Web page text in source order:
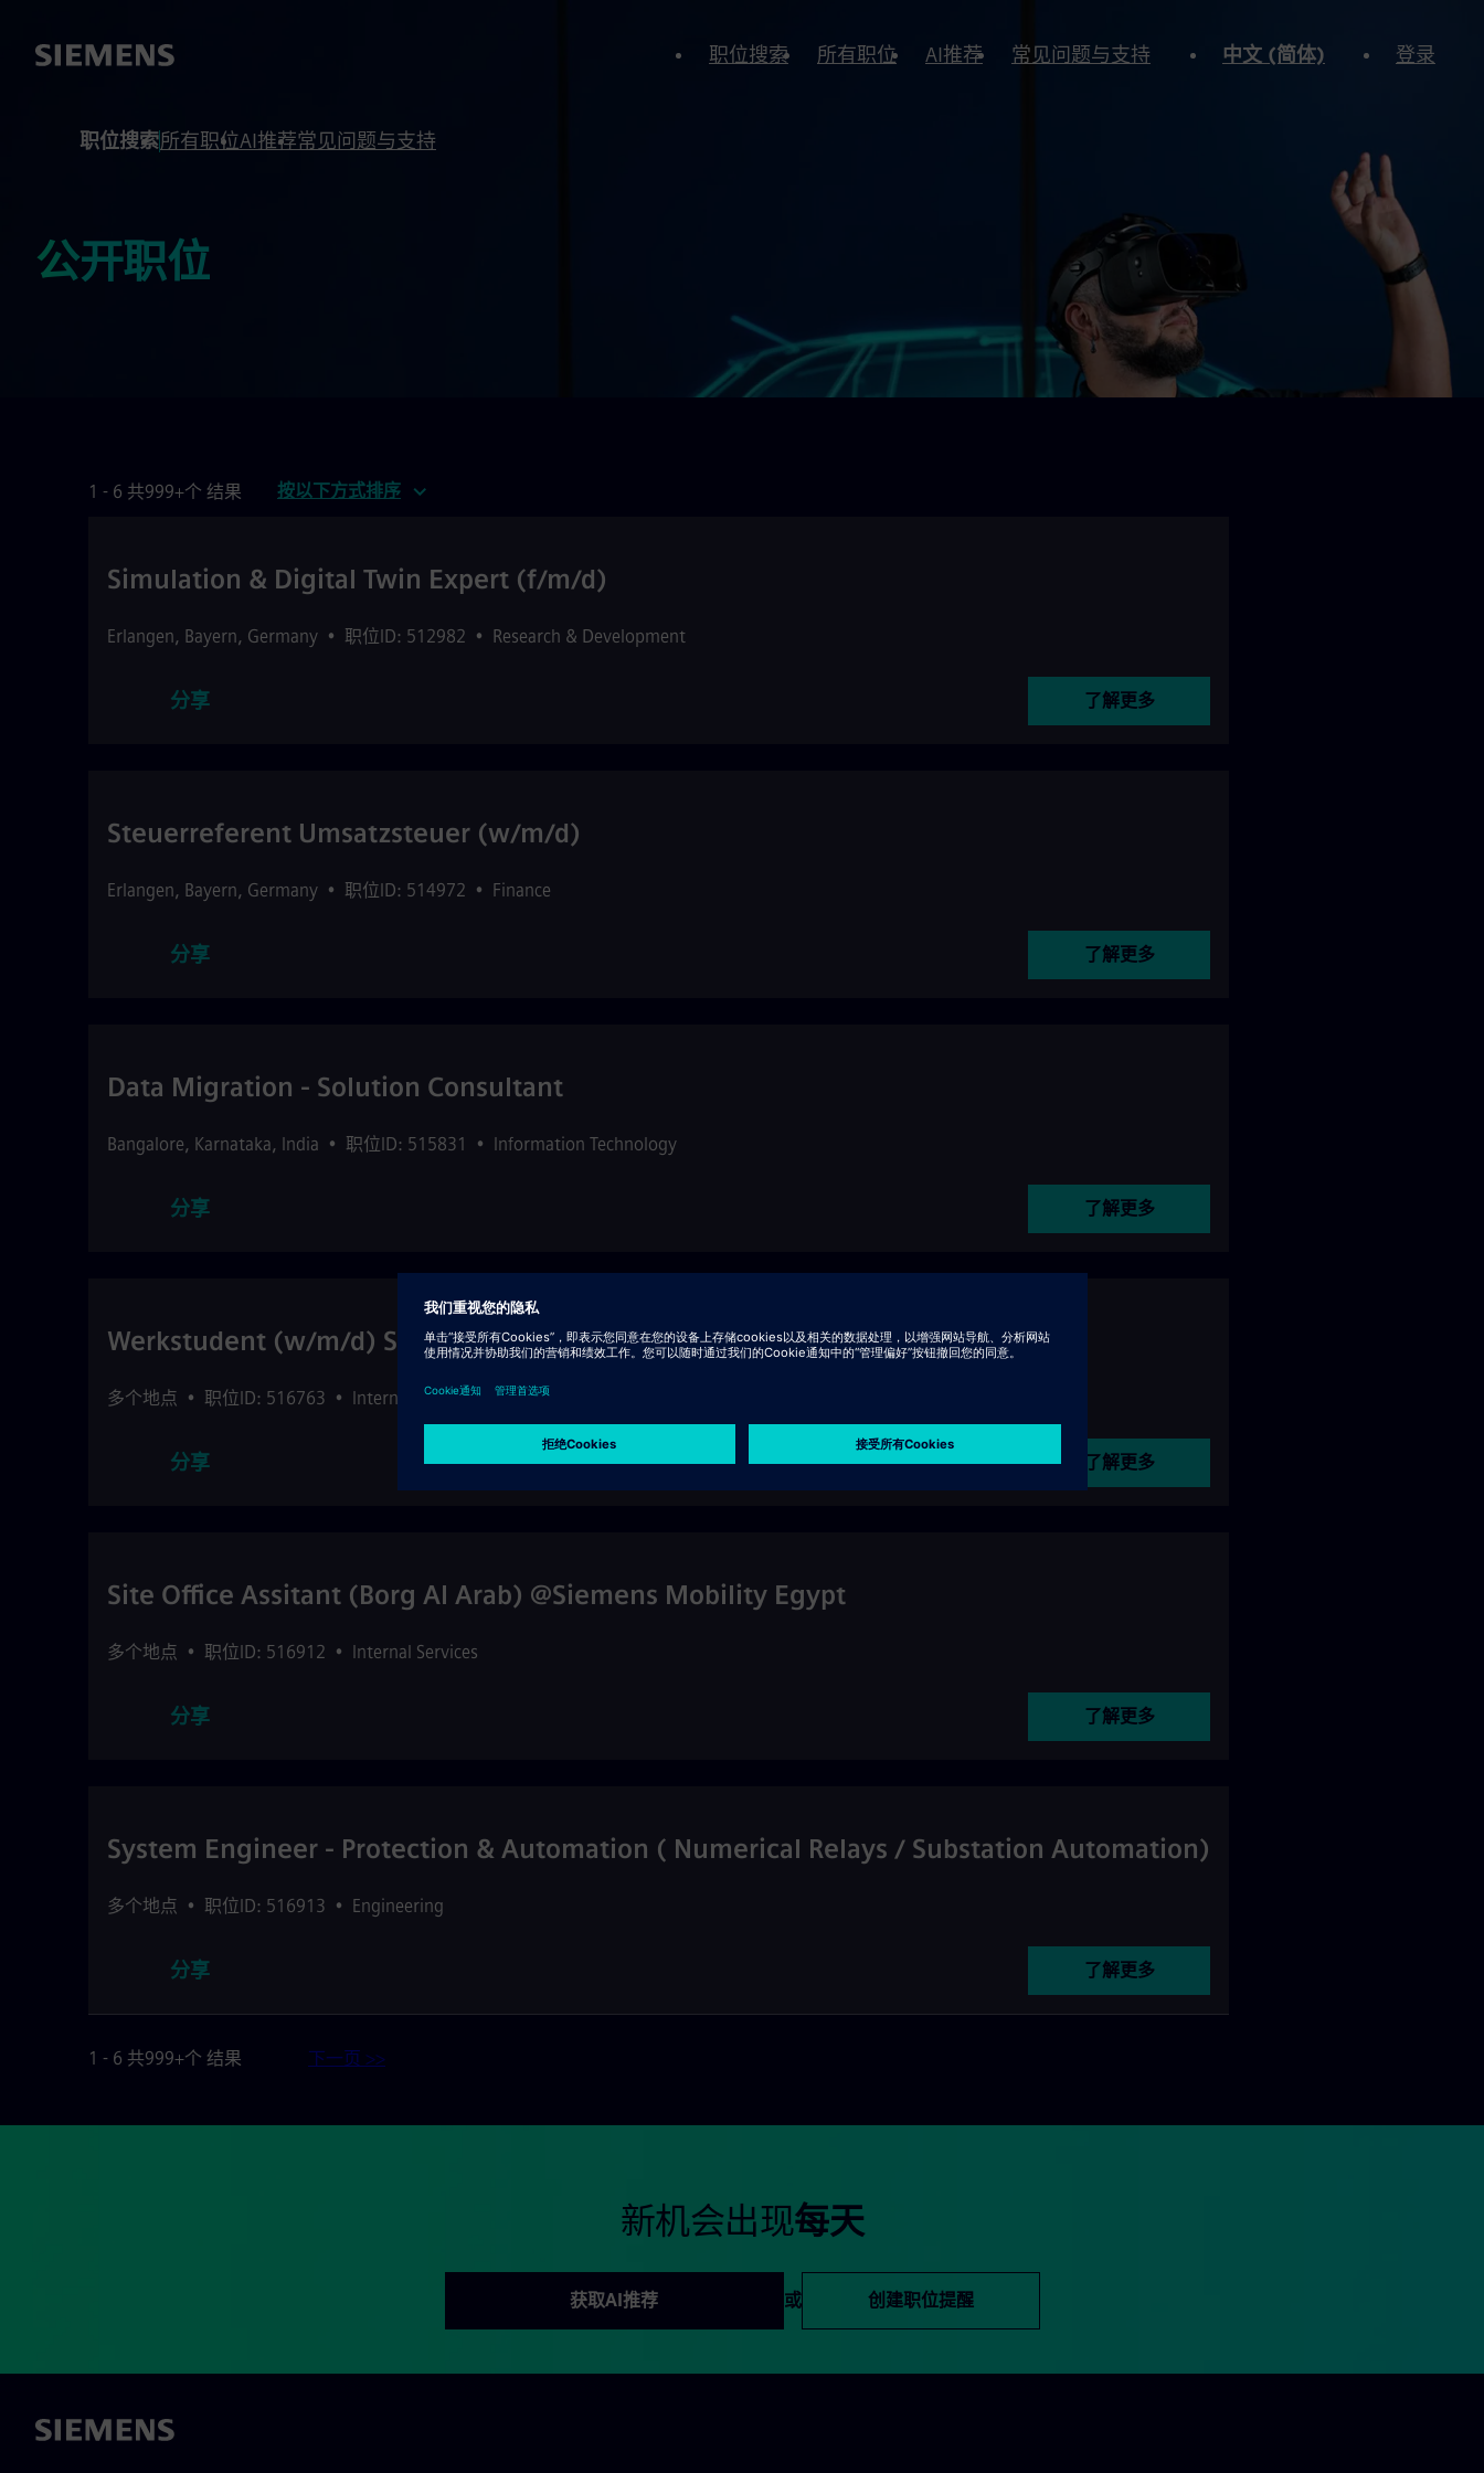
职位搜索 所有职位 AI推荐 常见问题与支持 中文 (简体) 登录
职位搜索所有职位AI推荐常见问题与支持
公开职位
1 - 6 共999+个 结果 按以下方式排序
Simulation & Digital Twin Expert (f/m/d)
Erlangen, Bayern, Germany • 职位ID: 512982 • Research & Development
分享 了解更多
Steuerreferent Umsatzsteuer (w/m/d)
Erlangen, Bayern, Germany • 职位ID: 514972 • Finance
分享 了解更多
Data Migration - Solution Consultant
Bangalore, Karnataka, India • 职位ID: 515831 • Information Technology
分享 了解更多
Werkstudent (w/m/d) Supply Chain Logistics
多个地点 • 职位ID: 516763 • Internal Services
分享 了解更多
Site Office Assitant (Borg Al Arab) @Siemens Mobility Egypt
多个地点 • 职位ID: 516912 • Internal Services
分享 了解更多
System Engineer - Protection & Automation ( Numerical Relays / Substation Automation)
多个地点 • 职位ID: 516913 • Engineering
分享 了解更多
1 - 6 共999+个 结果 下一页 >>
新机会出现每天
获取AI推荐 或 创建职位提醒